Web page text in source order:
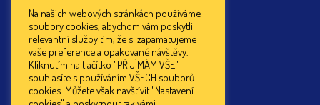
Platba:
Na našich webových stránkách používáme
soubory cookies, abychom vám poskytli
relevantní služby tím, že si zapamatujeme
vaše preference a opakované návštěvy.
Kliknutím na tlačítko "PŘIJÍMÁM VŠE"
souhlasíte s používáním VŠECH souborů
cookies. Můžete však navštívit "Nastavení